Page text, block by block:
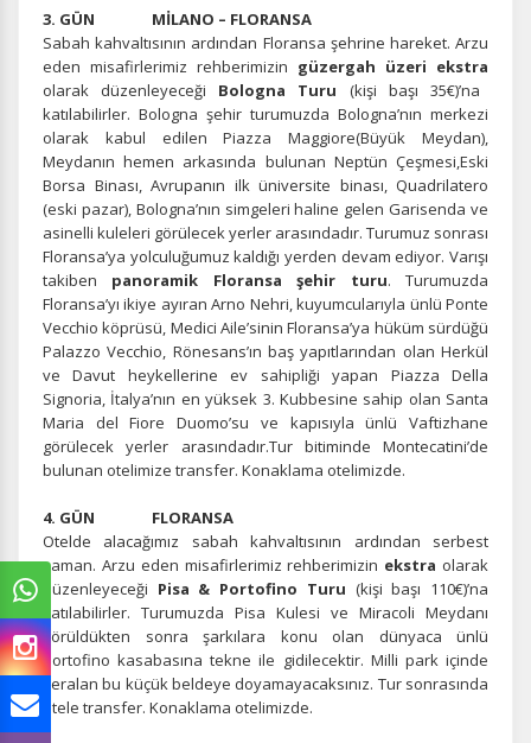
3. GÜN MİLANO – FLORANSA
Sabah kahvaltısının ardından Floransa şehrine hareket. Arzu
eden misafirlerimiz rehberimizin güzergah üzeri ekstra
olarak düzenleyeceği Bologna Turu (kişi başı 35€)’na
katılabilirler. Bologna şehir turumuzda Bologna’nın merkezi
olarak kabul edilen Piazza Maggiore(Büyük Meydan),
Meydanın hemen arkasında bulunan Neptün Çeşmesi,Eski
Borsa Binası, Avrupanın ilk üniversite binası, Quadrilatero
(eski pazar), Bologna’nın simgeleri haline gelen Garisenda ve
asinelli kuleleri görülecek yerler arasındadır. Turumuz sonrası
Floransa’ya yolculuğumuz kaldığı yerden devam ediyor. Varışı
takiben panoramik Floransa şehir turu. Turumuzda
Floransa’yı ikiye ayıran Arno Nehri, kuyumcularıyla ünlü Ponte
Vecchio köprüsü, Medici Aile’sinin Floransa’ya hüküm sürdüğü
Palazzo Vecchio, Rönesans’ın baş yapıtlarından olan Herkül
ve Davut heykellerine ev sahipliği yapan Piazza Della
Signoria, İtalya’nın en yüksek 3. Kubbesine sahip olan Santa
Maria del Fiore Duomo’su ve kapısıyla ünlü Vaftizhane
görülecek yerler arasındadır.Tur bitiminde Montecatini’de
bulunan otelimize transfer. Konaklama otelimizde.
4. GÜN FLORANSA
Otelde alacağımız sabah kahvaltısının ardından serbest
zaman. Arzu eden misafirlerimiz rehberimizin ekstra olarak
düzenleyeceği Pisa & Portofino Turu (kişi başı 110€)’na
katılabilirler. Turumuzda Pisa Kulesi ve Miracoli Meydanı
görüldükten sonra şarkılara konu olan dünyaca ünlü
Portofino kasabasına tekne ile gidilecektir. Milli park içinde
yeralan bu küçük beldeye doyamayacaksınız. Tur sonrasında
otele transfer. Konaklama otelimizde.